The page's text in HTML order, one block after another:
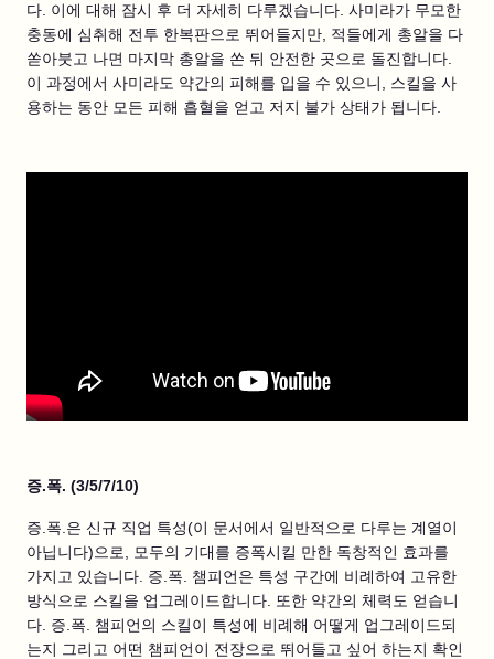
다. 이에 대해 잠시 후 더 자세히 다루겠습니다. 사미라가 무모한
충동에 심취해 전투 한복판으로 뛰어들지만, 적들에게 총알을 다
쏟아붓고 나면 마지막 총알을 쏜 뒤 안전한 곳으로 돌진합니다.
이 과정에서 사미라도 약간의 피해를 입을 수 있으니, 스킬을 사
용하는 동안 모든 피해 흡혈을 얻고 저지 불가 상태가 됩니다.
증.폭. (3/5/7/10)
증.폭.은 신규 직업 특성(이 문서에서 일반적으로 다루는 계열이
아닙니다)으로, 모두의 기대를 증폭시킬 만한 독창적인 효과를
가지고 있습니다. 증.폭. 챔피언은 특성 구간에 비례하여 고유한
방식으로 스킬을 업그레이드합니다. 또한 약간의 체력도 얻습니
다. 증.폭. 챔피언의 스킬이 특성에 비례해 어떻게 업그레이드되
는지 그리고 어떤 챔피언이 전장으로 뛰어들고 싶어 하는지 확인